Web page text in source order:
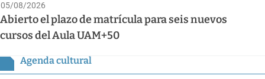
05/08/2026
Abierto el plazo de matrícula para seis nuevos
cursos del Aula UAM+50
Agenda cultural